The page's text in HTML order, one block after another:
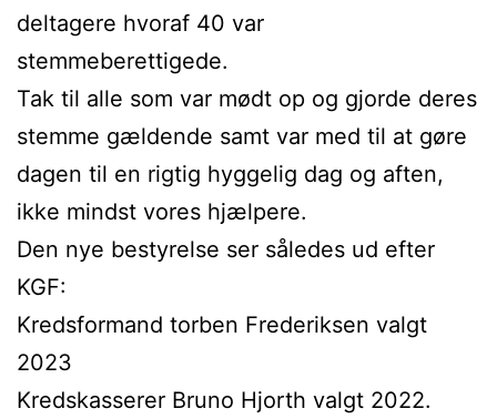
deltagere hvoraf 40 var
stemmeberettigede.
Tak til alle som var mødt op og gjorde deres
stemme gældende samt var med til at gøre
dagen til en rigtig hyggelig dag og aften,
ikke mindst vores hjælpere.
Den nye bestyrelse ser således ud efter
KGF:
Kredsformand torben Frederiksen valgt
2023
Kredskasserer Bruno Hjorth valgt 2022.